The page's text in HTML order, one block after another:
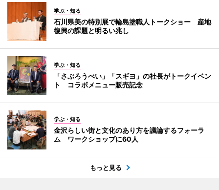
学ぶ・知る
石川県美の特別展で輪島塗職人トークショー 産地
復興の課題と明るい兆し
学ぶ・知る
「さぶろうべい」「スギヨ」の社長がトークイベン
ト コラボメニュー販売記念
学ぶ・知る
金沢らしい街と文化のあり方を議論するフォーラ
ム ワークショップに60人
もっと見る